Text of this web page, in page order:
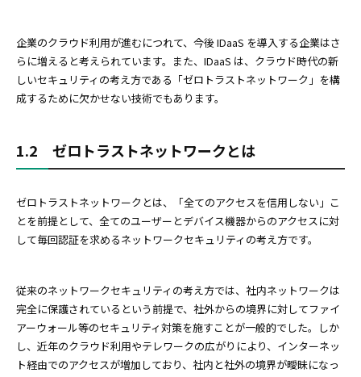
企業のクラウド利用が進むにつれて、今後 IDaaS を導入する企業はさ
らに増えると考えられています。また、IDaaS は、クラウド時代の新
しいセキュリティの考え方である「ゼロトラストネットワーク」を構
成するために欠かせない技術でもあります。
1.2 ゼロトラストネットワークとは
ゼロトラストネットワークとは、「全てのアクセスを信用しない」こ
とを前提として、全てのユーザーとデバイス機器からのアクセスに対
して毎回認証を求めるネットワークセキュリティの考え方です。
従来のネットワークセキュリティの考え方では、社内ネットワークは
完全に保護されているという前提で、社外からの境界に対してファイ
アーウォール等のセキュリティ対策を施すことが一般的でした。しか
し、近年のクラウド利用やテレワークの広がりにより、インターネッ
ト経由でのアクセスが増加しており、社内と社外の境界が曖昧になっ